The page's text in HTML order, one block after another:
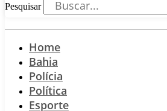
Pesquisar
Home
Bahia
Polícia
Política
Esporte